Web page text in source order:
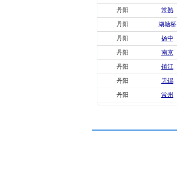
丹阳
常熟
丹阳
湖塘桥
丹阳
扬中
丹阳
南京
丹阳
镇江
丹阳
无锡
丹阳
常州